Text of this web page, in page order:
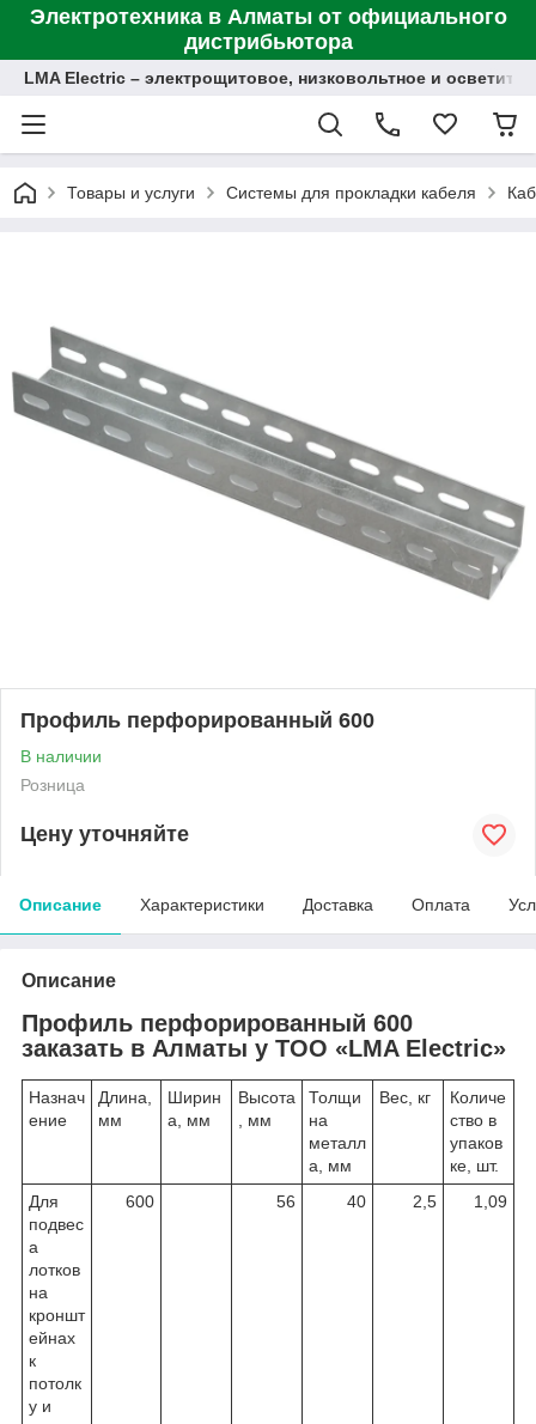
Электротехника в Алматы от официального
дистрибьютора
LMA Electric – электрощитовое, низковольтное и
Товары и услуги Системы для прокладки кабеля
Профиль перфорированный 600
В наличии
Розница
Цену уточняйте
Описание Характеристики Доставка Оплата
Описание
Профиль перфорированный 600
заказать в Алматы у ТОО «LMA Electric»
Назнач
ение
Длина,
мм
Ширин
а, мм
Высота
, мм
Толщи
на
металл
а, мм
Вес, кг
Количе
ство в
упаков
ке, шт.
Для
подвес
а
лотков
на
кроншт
ейнах
к
потолк
у и
600 56 40 2,5 1,09